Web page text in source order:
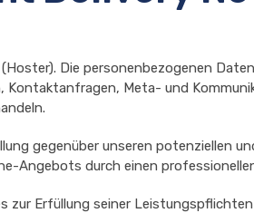
Die personenbezogenen
Kontaktanfragen, Meta- und
gegenüber unseren potenziellen
Angebots durch einen
Erfüllung seiner